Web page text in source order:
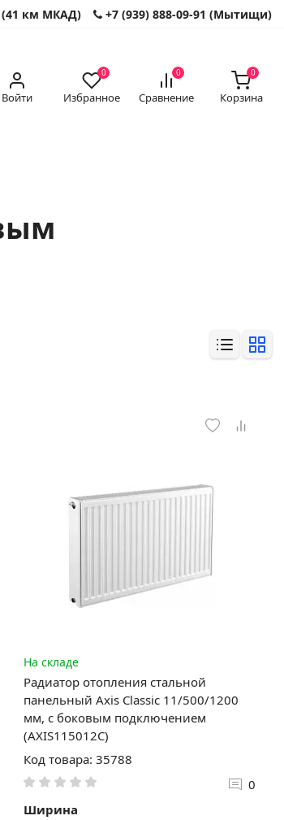
(41 км МКАД) +7 (939) 888-09-91 (Мытищи)
Войти
0
Избранное
0
Сравнение
0
Корзина
На складе
Радиатор отопления стальной
панельный Axis Classic 11/500/1200
мм, с боковым подключением
(AXIS115012C)
Код товара: 35788
0
Ширина